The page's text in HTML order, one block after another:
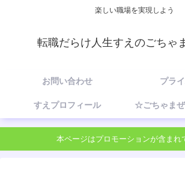
楽しい職場を実現しよう
転職だらけ人生すえのごちゃ
お問い合わせ プラ
すえプロフィール ☆ごちゃま
本ページはプロモーションが含まれ